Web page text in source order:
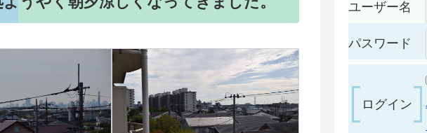
ユーザー名
パスワード